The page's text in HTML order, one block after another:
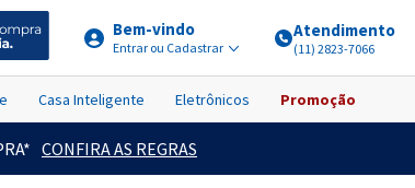
Bem-vindo
Entrar ou Cadastrar
Atendimento
(11) 2823-7066
Casa Inteligente Eletrônicos Promoção
CONFIRA AS REGRAS